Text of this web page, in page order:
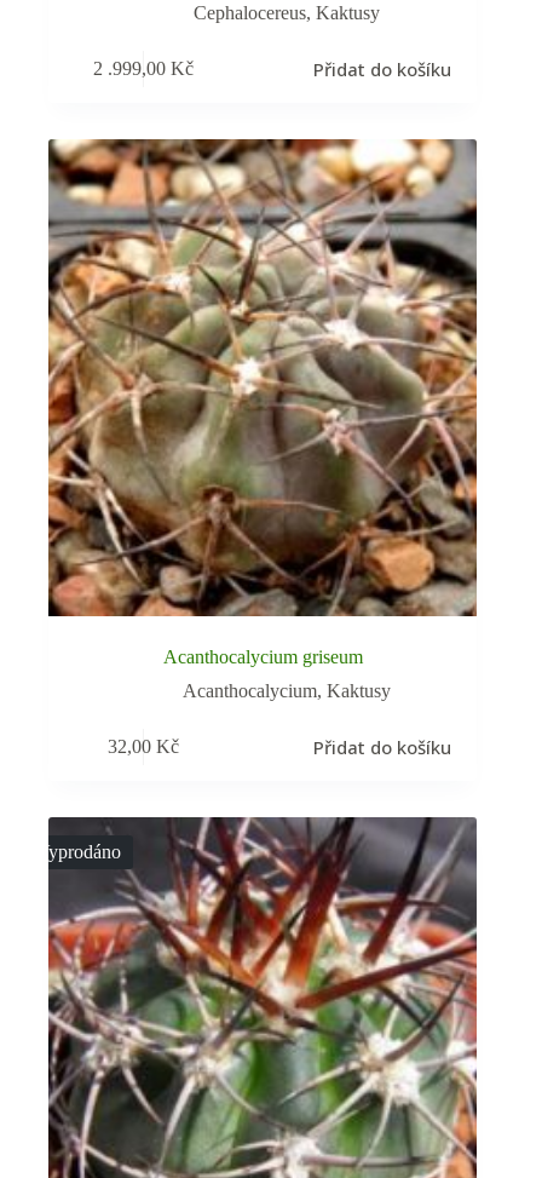
Cephalocereus,Kaktusy
2 .999,00Kč Přidat do košíku
Acanthocalycium griseum
Acanthocalycium,Kaktusy
32,00Kč Přidat do košíku
Vyprodáno